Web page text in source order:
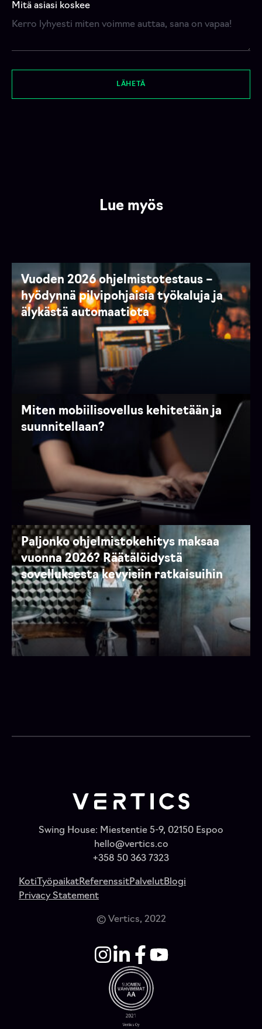
Mitä asiasi koskee
LÄHETÄ
Lue myös
Vuoden 2026 ohjelmistotestaus –
hyödynnä pilvipohjaisia työkaluja ja
älykästä automaatiota
Miten mobiilisovellus kehitetään ja
suunnitellaan?
Paljonko ohjelmistokehitys maksaa
vuonna 2026? Räätälöidystä
sovelluksesta kevyisiin ratkaisuihin
Swing House: Miestentie 5-9, 02150 Espoo
hello@vertics.co
+358 50 363 7323
KotiTyöpaikatReferenssitPalvelutBlogi
Privacy Statement
© Vertics, 2022